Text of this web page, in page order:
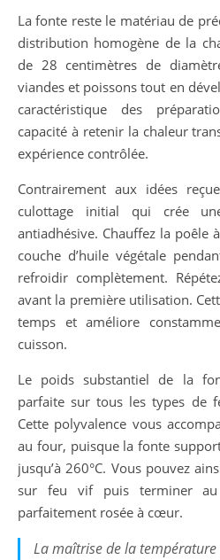
La fonte reste le matériau de
distribution homogène de la
de 28 centimètres de
viandes et poissons tout en
caractéristique des
capacité à retenir la chaleur
expérience contrôlée.
Contrairement aux idées
culottage initial qui crée
antiadhésive. Chauffez la poêle
couche d’huile végétale
refroidir complètement.
avant la première utilisation.
temps et améliore
cuisson.
Le poids substantiel de la
parfaite sur tous les types de
Cette polyvalence vous
au four, puisque la fonte
jusqu’à 260°C. Vous pouvez
sur feu vif puis terminer
parfaitement rosée à cœur.
La maîtrise de la